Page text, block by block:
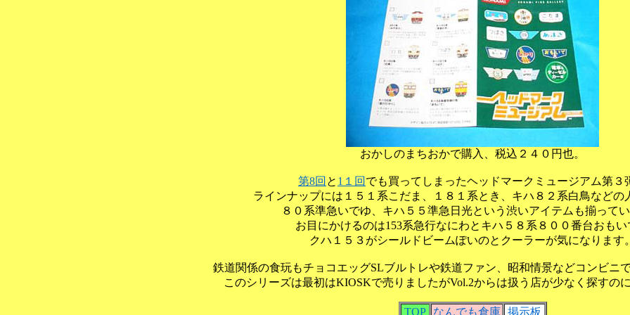
おかしのまちおかで購入、税込２４０円也。
第8回 と 1１回 でも買ってしまったヘッドマークミュージアム第３
ラインナップには１５１系こだま、１８１系とき、キハ８２系白鳥などの
８０系準急いでゆ、キハ５５準急日光という渋いアイテムも揃って
お目にかけるのは153系急行なにわとキハ５８系８００番台おもい
クハ１５３がシールドビームぽいのとクーラーが気になります
鉄道関係の食玩もチョコエッグSLブルトレや鉄道ファン、昭和情景などコンビニ
このシリーズは最初はKIOSKで売りましたがVol.2からは扱う店が少なく探すの
TOP なんでも倉庫 掲示板